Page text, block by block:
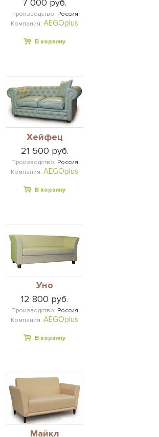
7 000 руб.
Производство: Россия
Компания: AEGOplus
В корзину
Хейфец
21 500 руб.
Производство: Россия
Компания: AEGOplus
В корзину
Уно
12 800 руб.
Производство: Россия
Компания: AEGOplus
В корзину
Майкл